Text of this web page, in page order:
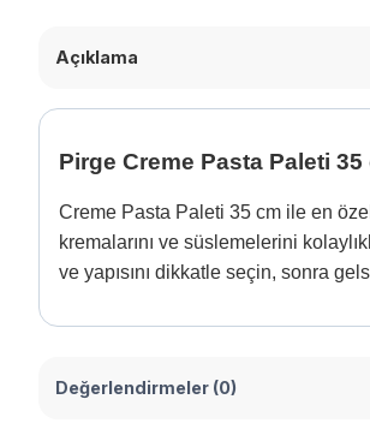
Açıklama
Pirge Creme Pasta Paleti 35
Creme Pasta Paleti 35 cm ile en
kremalarını ve süslemelerini
ve yapısını dikkatle seçin, sonra
Değerlendirmeler (0)